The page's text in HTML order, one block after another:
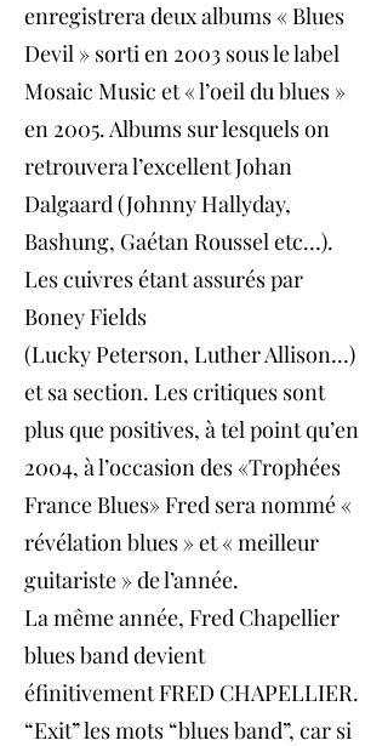
enregistrera deux albums « Blues
Devil » sorti en 2003 sous le label
Mosaic Music et « l’oeil du blues »
en 2005. Albums sur lesquels on
retrouvera l’excellent Johan
Dalgaard (Johnny Hallyday,
Bashung, Gaétan Roussel etc…).
Les cuivres étant assurés par
Boney Fields
(Lucky Peterson, Luther Allison…)
et sa section. Les critiques sont
plus que positives, à tel point qu’en
2004, à l’occasion des «Trophées
France Blues» Fred sera nommé «
révélation blues » et « meilleur
guitariste » de l’année.
La même année, Fred Chapellier
blues band devient
éfinitivement FRED CHAPELLIER.
“Exit” les mots “blues band”, car si